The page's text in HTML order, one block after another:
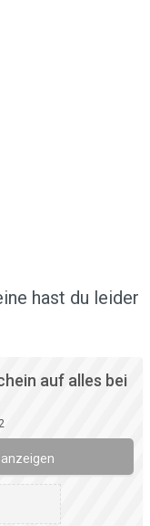
hast du leider
auf alles bei